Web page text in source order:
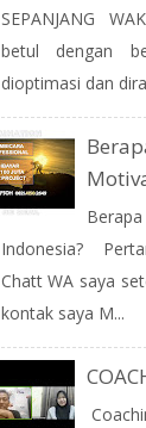
SEPANJANG
betul dengan
dioptimasi dan
Indonesia?
Chatt WA saya
kontak saya M...